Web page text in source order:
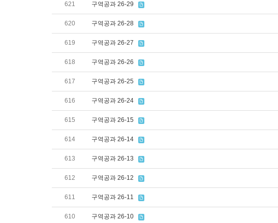
621 구역공과 26-29
620 구역공과 26-28
619 구역공과 26-27
618 구역공과 26-26
617 구역공과 26-25
616 구역공과 26-24
615 구역공과 26-15
614 구역공과 26-14
613 구역공과 26-13
612 구역공과 26-12
611 구역공과 26-11
610 구역공과 26-10